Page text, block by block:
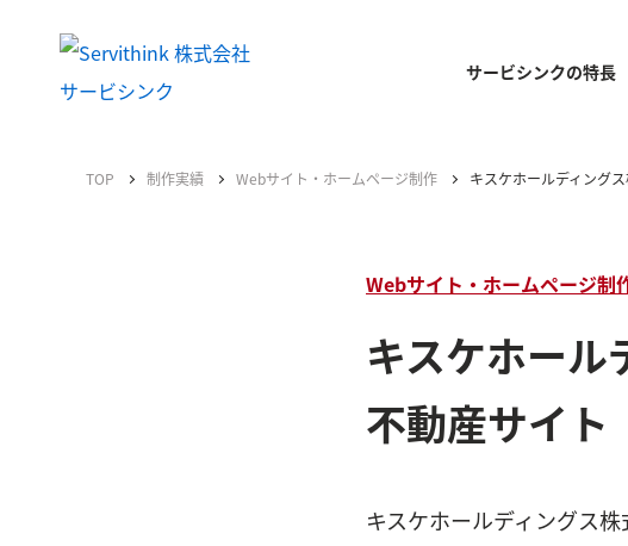
サービシンクの特長
TOP 制作実績 Webサイト・ホームページ制作 キスケホールディング
Webサイト・ホームページ制
キスケホー
不動産サイト
キスケホールディングス